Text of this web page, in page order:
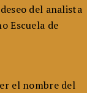
del analista
Escuela de
el nombre del